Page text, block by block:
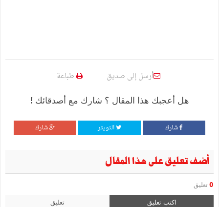
أرسل إلى صديق طباعة
هل أعجبك هذا المقال ؟ شارك مع أصدقائك !
شارك التويتر شارك
أضف تعليق على هذا المقال
0 تعليق
اكتب تعليق تعليق